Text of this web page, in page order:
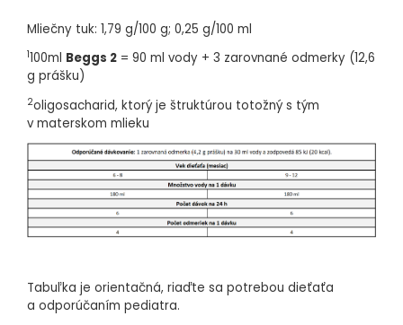
Hmotnosť: 2,4 kg (3x800 g)
O značke:Sme Beggs. Tvorcovia a spokojní rodičia, ktorí rastú
so svojimi deťmi. Rodičovstvo neberieme ako povinnosť. Pre
v živote dôležité spomaliť, byť všímaví a mať radosť z každého
dňa.
Náš cieľ bol jasný – vytvoriť inovatívnu, vysoko kvalitnú radu
chutných produktov, ktoré by rozumeli deťom. Na základe toho
vznikli pilotné receptúry detských mliek, príkrmov či nápojov.
Sme hrdí na to, že iniciátormi a tvorcami Beggs sú mindfulness
rodičia. Aktívni, všímaví a úprimne milujúci ľudia, ktorí žijú pre
svoje deti tu a teraz. Pretože šťastné detstvo začína
spokojným rodičovstvom.
Mliečny tuk: 1,79 g/100 g; 0,25 g/100 ml
1100ml Beggs 2 = 90 ml vody + 3 zarovnané odmerky (12,6
g prášku)
2oligosacharid, ktorý je štruktúrou totožný s tým
v materskom mlieku
Tabuľka je orientačná, riaďte sa potrebou dieťaťa
a odporúčaním pediatra.